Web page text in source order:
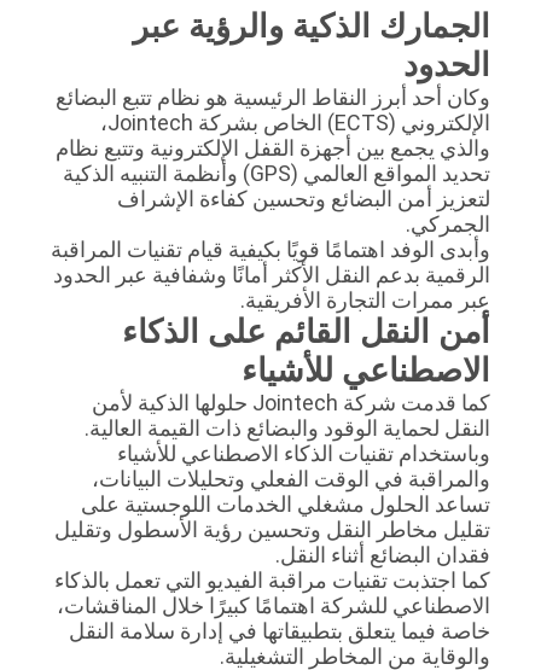
الجمارك الذكية والرؤية عبر
الحدود
وكان أحد أبرز النقاط الرئيسية هو نظام تتبع البضائع
الإلكتروني (ECTS) الخاص بشركة Jointech،
والذي يجمع بين أجهزة القفل الإلكترونية وتتبع نظام
تحديد المواقع العالمي (GPS) وأنظمة التنبيه الذكية
لتعزيز أمن البضائع وتحسين كفاءة الإشراف
الجمركي.
وأبدى الوفد اهتمامًا قويًا بكيفية قيام تقنيات المراقبة
الرقمية بدعم النقل الأكثر أمانًا وشفافية عبر الحدود
عبر ممرات التجارة الأفريقية.
أمن النقل القائم على الذكاء
الاصطناعي للأشياء
كما قدمت شركة Jointech حلولها الذكية لأمن
النقل لحماية الوقود والبضائع ذات القيمة العالية.
وباستخدام تقنيات الذكاء الاصطناعي للأشياء
والمراقبة في الوقت الفعلي وتحليلات البيانات،
تساعد الحلول مشغلي الخدمات اللوجستية على
تقليل مخاطر النقل وتحسين رؤية الأسطول وتقليل
فقدان البضائع أثناء النقل.
كما اجتذبت تقنيات مراقبة الفيديو التي تعمل بالذكاء
الاصطناعي للشركة اهتمامًا كبيرًا خلال المناقشات،
خاصة فيما يتعلق بتطبيقاتها في إدارة سلامة النقل
والوقاية من المخاطر التشغيلية.